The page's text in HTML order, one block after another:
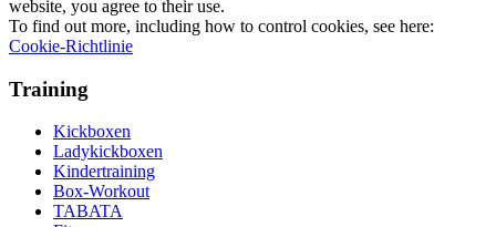
website, you agree to their use.
To find out more, including how to control cookies, see here:
Cookie-Richtlinie
Training
Kickboxen
Ladykickboxen
Kindertraining
Box-Workout
TABATA